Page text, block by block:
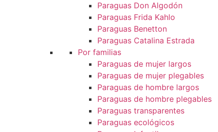
Paraguas Don Algodón
Paraguas Frida Kahlo
Paraguas Benetton
Paraguas Catalina Estrada
Por familias
Paraguas de mujer largos
Paraguas de mujer plegables
Paraguas de hombre largos
Paraguas de hombre plegables
Paraguas transparentes
Paraguas ecológicos